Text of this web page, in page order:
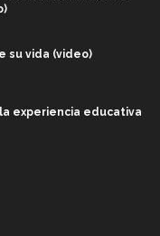
su vida (video)
experiencia educativa